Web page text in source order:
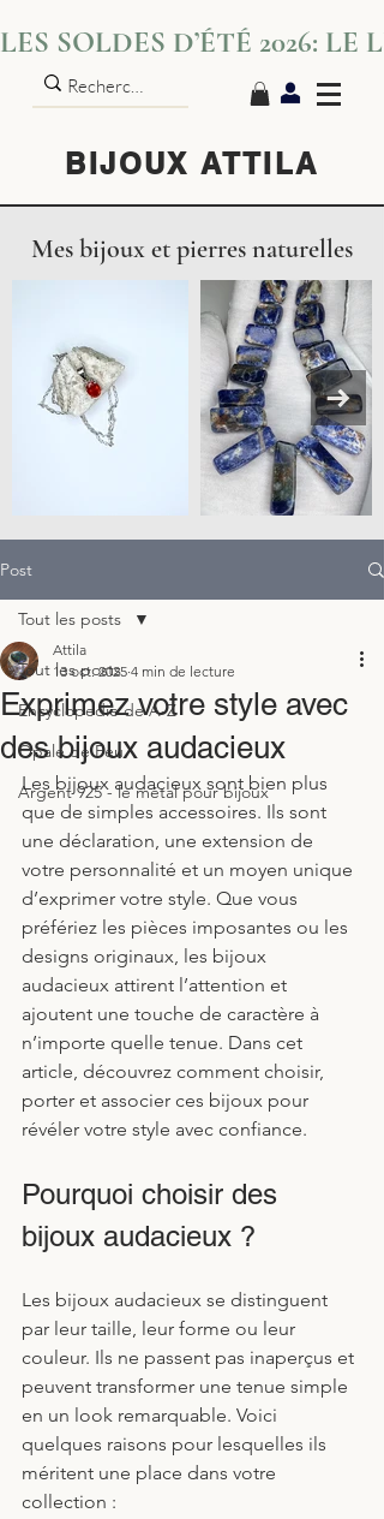
BIJOUX ATTILA
LES SOLDES D’ÉTÉ 2026:
Mes bijoux et pierres naturelles
Post
Tout les posts
Encyclopedie de A-Z
Opale de Feu
Argent 925 - le métal pour bijoux
Tout les posts
Exprimez votre style avec
des bijoux audacieux
Attila
13 oct. 2025 4 min de lecture
Les bijoux audacieux sont bien plus
que de simples accessoires. Ils sont
une déclaration, une extension de
votre personnalité et un moyen unique
d’exprimer votre style. Que vous
préfériez les pièces imposantes ou les
designs originaux, les bijoux
audacieux attirent l’attention et
ajoutent une touche de caractère à
n’importe quelle tenue. Dans cet
article, découvrez comment choisir,
porter et associer ces bijoux pour
révéler votre style avec confiance.
Pourquoi choisir des
bijoux audacieux ?
Les bijoux audacieux se distinguent
par leur taille, leur forme ou leur
couleur. Ils ne passent pas inaperçus et
peuvent transformer une tenue simple
en un look remarquable. Voici
quelques raisons pour lesquelles ils
méritent une place dans votre
collection :